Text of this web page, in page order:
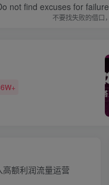
not find excuses for
不要找失败的借口
额利润流量运营